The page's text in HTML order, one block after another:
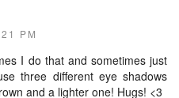
PM
I do that and sometimes just
three different eye shadows
and a lighter one! Hugs! <3